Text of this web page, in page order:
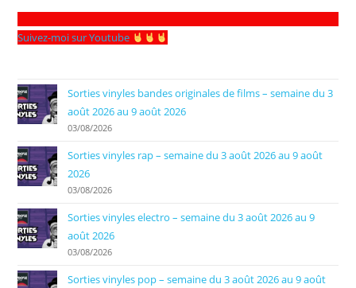
Suivez-moi sur Youtube
Sorties vinyles bandes originales de films – semaine du 3
août 2026 au 9 août 2026
03/08/2026
Sorties vinyles rap – semaine du 3 août 2026 au 9 août
2026
03/08/2026
Sorties vinyles electro – semaine du 3 août 2026 au 9
août 2026
03/08/2026
Sorties vinyles pop – semaine du 3 août 2026 au 9 août